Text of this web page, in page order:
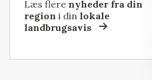
Læs flere nyheder fra din
region i dinlokale
landbrugsavis